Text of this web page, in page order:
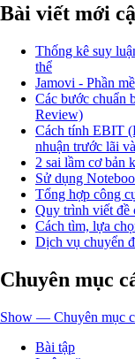
Bài viết mới
Thống kê suy
thể
Jamovi - Phần
Các bước chuẩn
Review)
Cách tính EBIT
nhuận trước lãi
2 sai lầm cơ bản
Sử dụng
Tổng hợp công
Quy trình viết đề
Cách tìm, lựa
Dịch vụ chuyển
Chuyên mục
Show — Chuyên mục
Bài tập